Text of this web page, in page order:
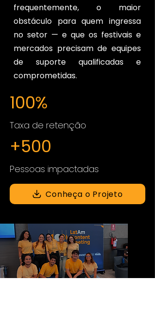
frequentemente, o maior
obstáculo para quem ingressa
no setor — e que os festivais e
mercados precisam de equipes
de suporte qualificadas e
comprometidas.
100%
Taxa de retenção
+500
Pessoas impactadas
Conheça o Projeto